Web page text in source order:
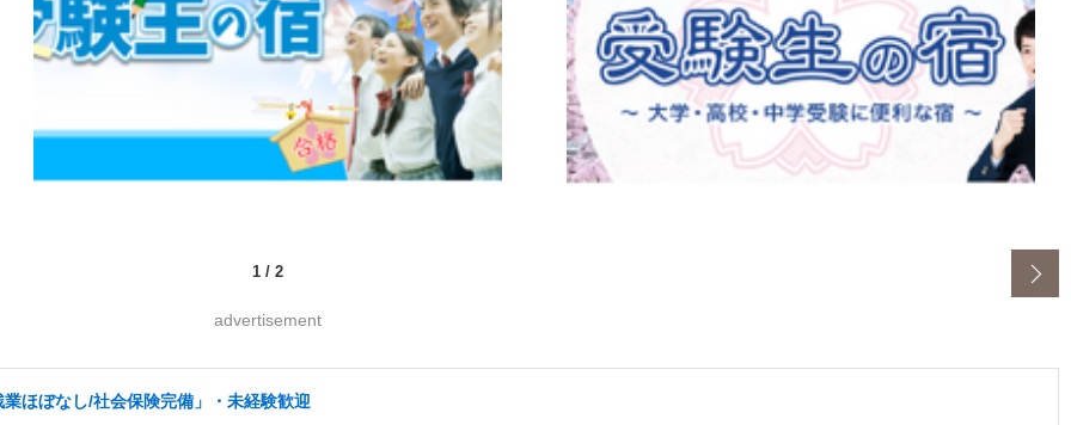
1 / 2
advertisement
ほぼなし/社会保険完備」・未経験歓迎